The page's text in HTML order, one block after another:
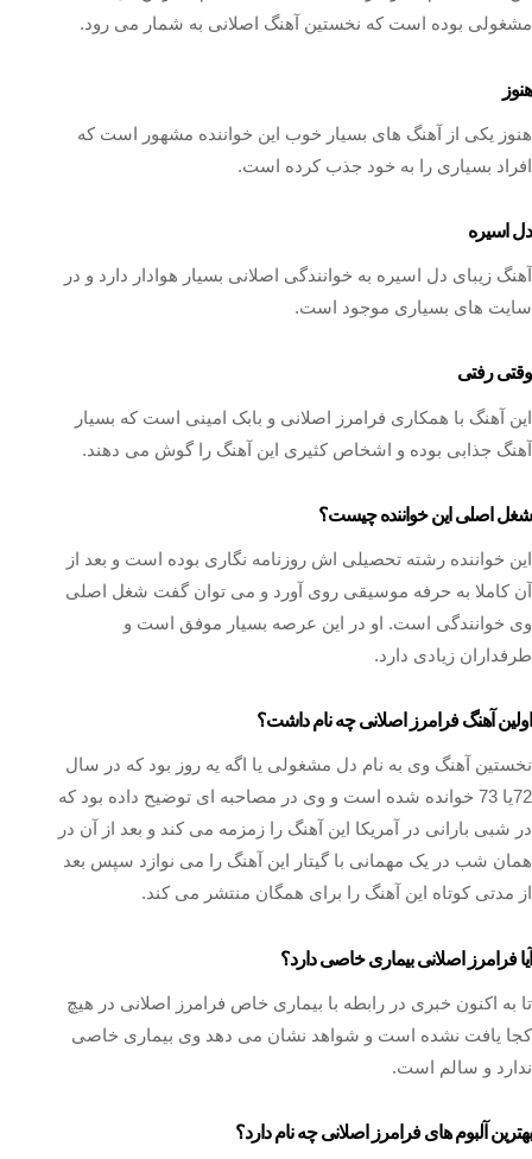
مشغولی بوده است که نخستین آهنگ اصلانی به شمار می رود.
هنوز
هنوز یکی از آهنگ های بسیار خوب این خواننده مشهور است که
افراد بسیاری را به خود جذب کرده است.
دل اسیره
آهنگ زیبای دل اسیره به خوانندگی اصلانی بسیار هوادار دارد و در
سایت های بسیاری موجود است.
وقتی رفتی
این آهنگ با همکاری فرامرز اصلانی و بابک امینی است که بسیار
آهنگ جذابی بوده و اشخاص کثیری این آهنگ را گوش می دهند.
شغل اصلی این خواننده چیست؟
این خواننده رشته تحصیلی اش روزنامه نگاری بوده است و بعد از
آن کاملا به حرفه موسیقی روی آورد و می توان گفت شغل اصلی
وی خوانندگی است. او در این عرصه بسیار موفق است و
طرفداران زیادی دارد.
اولین آهنگ فرامرز اصلانی چه نام داشت؟
نخستین آهنگ وی به نام دل مشغولی یا اگه یه روز بود که در سال
72یا 73 خوانده شده است و وی در مصاحبه ای توضیح داده بود که
در شبی بارانی در آمریکا این آهنگ را زمزمه می کند و بعد از آن در
همان شب در یک مهمانی با گیتار این آهنگ را می نوازد سپس بعد
از مدتی کوتاه این آهنگ را برای همگان منتشر می کند.
آیا فرامرز اصلانی بیماری خاصی دارد؟
تا به اکنون خبری در رابطه با بیماری خاص فرامرز اصلانی در هیچ
کجا یافت نشده است و شواهد نشان می دهد وی بیماری خاصی
ندارد و سالم است.
بهترین آلبوم های فرامرز اصلانی چه نام دارد؟